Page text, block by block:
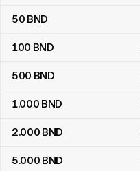
50 BND
100 BND
500 BND
1.000 BND
2.000 BND
5.000 BND